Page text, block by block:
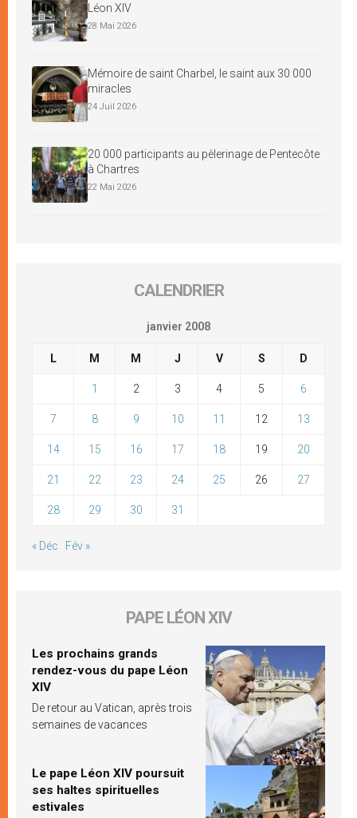
Léon XIV
28 Mai 2026
Mémoire de saint Charbel, le saint aux 30 000
miracles
24 Juil 2026
20 000 participants au pèlerinage de Pentecôte
à Chartres
22 Mai 2026
CALENDRIER
janvier 2008
L M M J V S D
1 2 3 4 5 6
7 8 9 10 11 12 13
14 15 16 17 18 19 20
21 22 23 24 25 26 27
28 29 30 31
« Déc Fév »
PAPE LÉON XIV
Les prochains grands
rendez-vous du pape Léon
XIV
De retour au Vatican, après trois
semaines de vacances
Le pape Léon XIV poursuit
ses haltes spirituelles
estivales